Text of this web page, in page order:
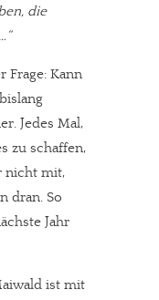
die
Frage: Kann
Jedes Mal,
zu schaffen,
mit,
dran. So
Jahr
ist mit